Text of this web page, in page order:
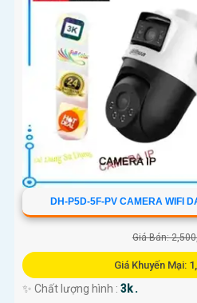
DH-P5D-5F-PV CAMERA WIFI
Giá Bán:
Giá Khuyến Mại:
✨ Chất lượng hình : 3k .